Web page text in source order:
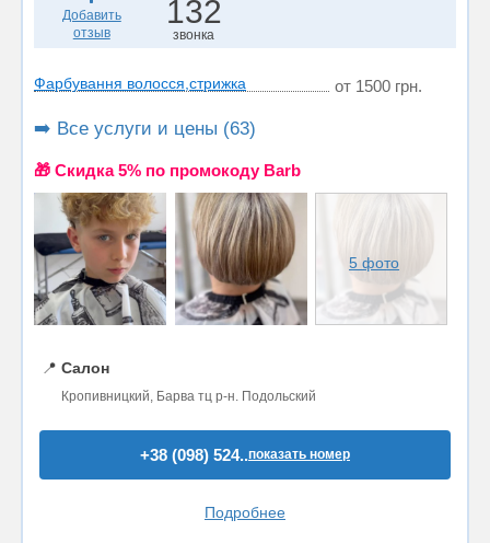
Добавить
отзыв
132
звонка
Фарбування волосся,стрижка от 1500 грн.
➡️ Все услуги и цены (63)
🎁 Cкидка 5% по промокоду Barb
5 фото
📍 Салон
Кропивницкий, Барва тц р-н. Подольский
+38 (098) 524..показать номер
Подробнее